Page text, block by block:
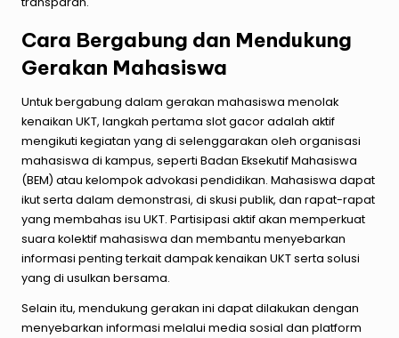
Cara Bergabung dan Mendukung
Gerakan Mahasiswa
Untuk bergabung dalam gerakan mahasiswa menolak
kenaikan UKT, langkah pertama slotgacoradalah aktif
mengikuti kegiatan yang di selenggarakan oleh organisasi
mahasiswa di kampus, seperti Badan Eksekutif Mahasiswa
(BEM) atau kelompok advokasi pendidikan. Mahasiswa dapat
ikut serta dalam demonstrasi, di skusi publik, dan rapat-rapat
yang membahas isu UKT. Partisipasi aktif akan memperkuat
suara kolektif mahasiswa dan membantu menyebarkan
informasi penting terkait dampak kenaikan UKT serta solusi
yang di usulkan bersama.
Selain itu, mendukung gerakan ini dapat dilakukan dengan
menyebarkan informasi melalui media sosial dan platform